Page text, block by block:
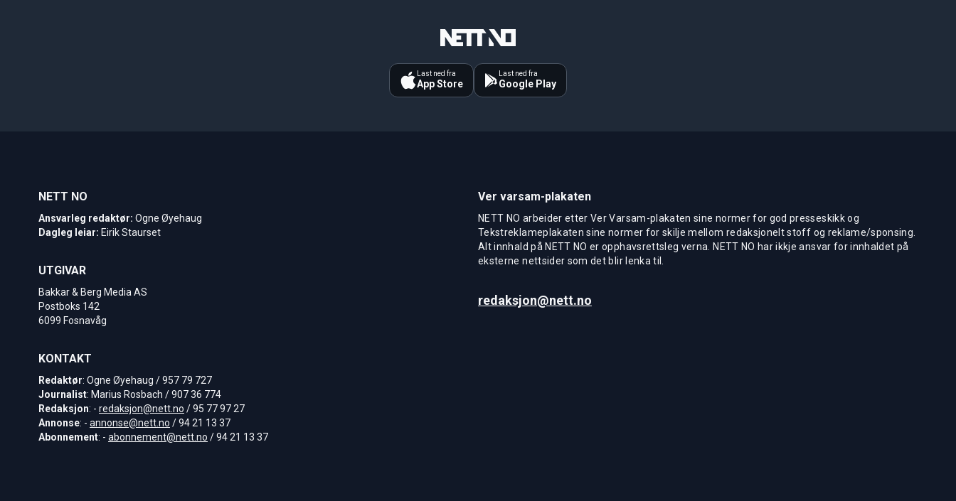
Last ned fra
App Store
Last ned fra
Google Play
NETT NO
Ansvarleg redaktør: Ogne Øyehaug
Dagleg leiar: Eirik Staurset
UTGIVAR
Bakkar & Berg Media AS
Postboks 142
6099 Fosnavåg
KONTAKT
Redaktør: Ogne Øyehaug / 957 79 727
Journalist: Marius Rosbach / 907 36 774
Redaksjon: - redaksjon@nett.no / 95 77 97 27
Annonse: - annonse@nett.no / 94 21 13 37
Abonnement: - abonnement@nett.no / 94 21 13 37
Ver varsam-plakaten
NETT NO arbeider etter Ver Varsam-plakaten sine normer for god presseskikk og
Tekstreklameplakaten sine normer for skilje mellom redaksjonelt stoff og reklame/sponsing.
Alt innhald på NETT NO er opphavsrettsleg verna. NETT NO har ikkje ansvar for innhaldet på
eksterne nettsider som det blir lenka til.
redaksjon@nett.no